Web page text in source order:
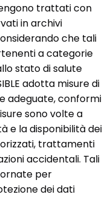
trattati con
in archivi
che tali
a categorie
stato di salute
adotta misure di
adeguate, conformi
sono volte a
e la disponibilità dei
trattamenti
accidentali. Tali
per
dei dati